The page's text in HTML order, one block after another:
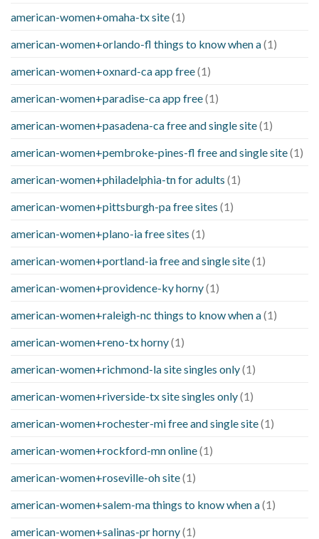
american-women+omaha-tx site(1)
american-women+orlando-fl things to know when a(1)
american-women+oxnard-ca app free(1)
american-women+paradise-ca app free(1)
american-women+pasadena-ca free and single site(1)
american-women+pembroke-pines-fl free and single site(1)
american-women+philadelphia-tn for adults (1)
american-women+pittsburgh-pa free sites (1)
american-women+plano-ia free sites (1)
american-women+portland-ia free and single site(1)
american-women+providence-ky horny(1)
american-women+raleigh-nc things to know when a(1)
american-women+reno-tx horny(1)
american-women+richmond-la site singles only(1)
american-women+riverside-tx site singles only(1)
american-women+rochester-mi free and single site(1)
american-women+rockford-mn online(1)
american-women+roseville-oh site(1)
american-women+salem-ma things to know when a(1)
american-women+salinas-pr horny(1)